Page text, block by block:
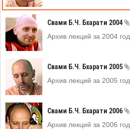
Свами Б.Ч. Бхарати 2004
Архив лекций за 2004 год
Свами Б.Ч. Бхарати 2005
Архив лекций за 2005 год
Свами Б.Ч. Бхарати 2006
Архив лекций за 2006 год